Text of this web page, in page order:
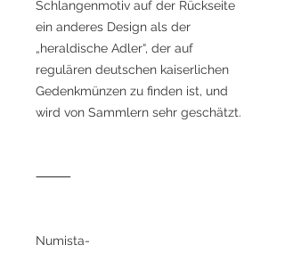
Schlangenmotiv auf der Rückseite
ein anderes Design als der
„heraldische Adler“, der auf
regulären deutschen kaiserlichen
Gedenkmünzen zu finden ist, und
wird von Sammlern sehr geschätzt.
⸻
Numista-